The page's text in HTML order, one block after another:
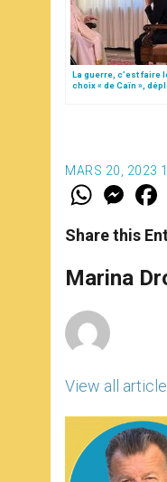
La guerre, c’est faire
choix « de Caïn »,
MARS 20, 2023
W
t
s
p
p
M
e
s
e
g
e
e
k
Share this
Marina
View all